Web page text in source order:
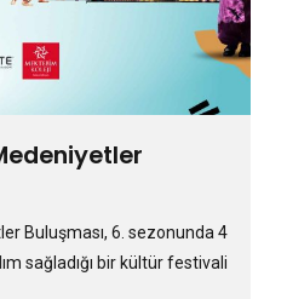
Buluşması, 6. sezonunda 4
sağladığı bir kültür festivali